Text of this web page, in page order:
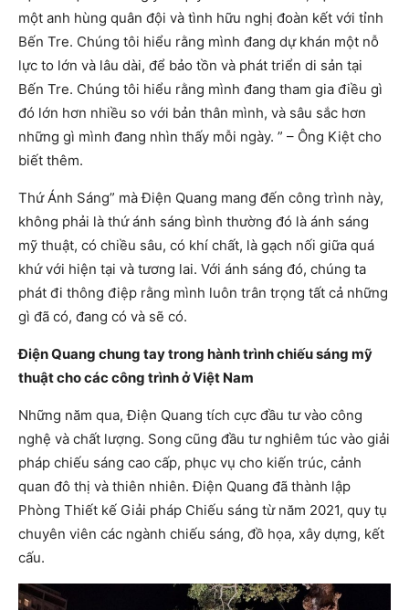
một anh hùng quân đội và tình hữu nghị đoàn kết với tỉnh
Bến Tre. Chúng tôi hiểu rằng mình đang dự khán một nỗ
lực to lớn và lâu dài, để bảo tồn và phát triển di sản tại
Bến Tre. Chúng tôi hiểu rằng mình đang tham gia điều gì
đó lớn hơn nhiều so với bản thân mình, và sâu sắc hơn
những gì mình đang nhìn thấy mỗi ngày. ” – Ông Kiệt cho
biết thêm.
Thứ Ánh Sáng” mà Điện Quang mang đến công trình này,
không phải là thứ ánh sáng bình thường đó là ánh sáng
mỹ thuật, có chiều sâu, có khí chất, là gạch nối giữa quá
khứ với hiện tại và tương lai. Với ánh sáng đó, chúng ta
phát đi thông điệp rằng mình luôn trân trọng tất cả những
gì đã có, đang có và sẽ có.
Điện Quang chung tay trong hành trình chiếu sáng mỹ
thuật cho các công trình ở Việt Nam
Những năm qua, Điện Quang tích cực đầu tư vào công
nghệ và chất lượng. Song cũng đầu tư nghiêm túc vào giải
pháp chiếu sáng cao cấp, phục vụ cho kiến trúc, cảnh
quan đô thị và thiên nhiên. Điện Quang đã thành lập
Phòng Thiết kế Giải pháp Chiếu sáng từ năm 2021, quy tụ
chuyên viên các ngành chiếu sáng, đồ họa, xây dựng, kết
cấu.